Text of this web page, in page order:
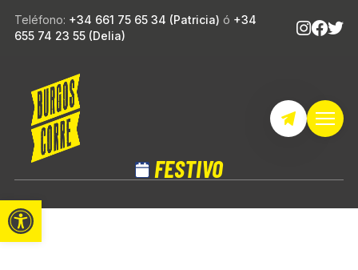
Abrir barra de herramientas
Teléfono: +34 661 75 65 34 (Patricia) ó +34
655 74 23 55 (Delia)
FESTIVO